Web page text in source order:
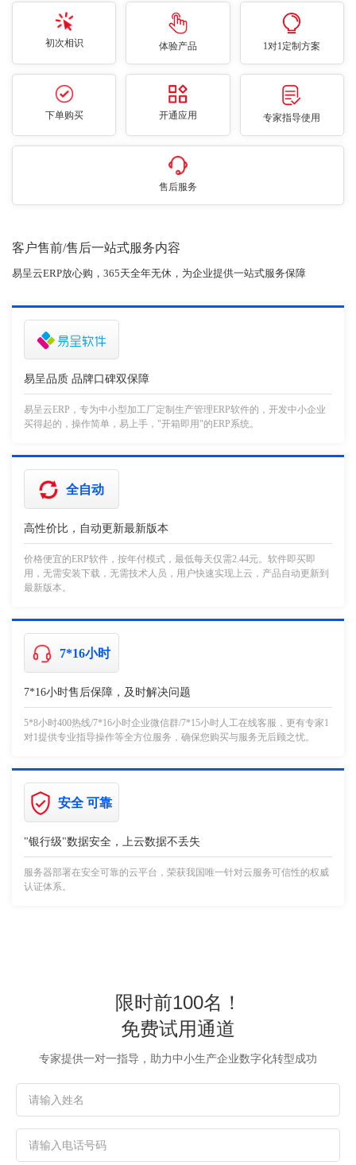
初次相识 体验产品 1对1定制方案
下单购买 开通应用 专家指导使用
售后服务
客户售前/售后一站式服务内容
易呈云ERP放心购，365天全年无休，为企业提供一站式服务保障
易呈品质 品牌口碑双保障
易呈云ERP，专为中小型加工厂定制生产管理ERP软件的，开发中小企业
买得起的，操作简单，易上手，"开箱即用"的ERP系统。
全自动
高性价比，自动更新最新版本
价格便宜的ERP软件，按年付模式，最低每天仅需2.44元。软件即买即
用，无需安装下载，无需技术人员，用户快速实现上云，产品自动更新到
最新版本。
7*16小时
7*16小时售后保障，及时解决问题
5*8小时400热线/7*16小时企业微信群/7*15小时人工在线客服，更有专家1
对1提供专业指导操作等全方位服务，确保您购买与服务无后顾之忧。
安全 可靠
"银行级"数据安全，上云数据不丢失
服务器部署在安全可靠的云平台，荣获我国唯一针对云服务可信性的权威
认证体系。
限时前100名！
免费试用通道
专家提供一对一指导，助力中小生产企业数字化转型成功